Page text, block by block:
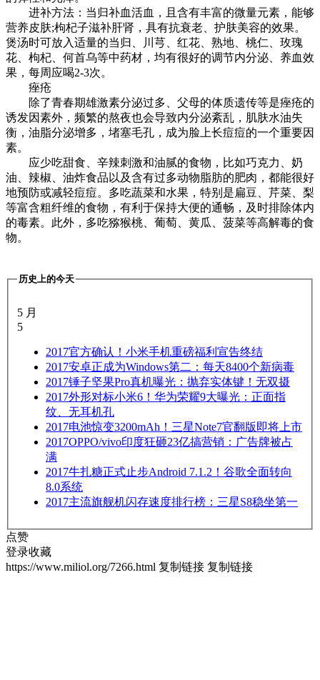
进补方法：当归补血活血，且含有丰富的微量元素，能够
营养皮肤;枸杞子滋补肝肾，具有抗衰老、护肤美容的效果。
煲汤时可放入适量的当归、川芎、红花、熟地、桃仁、玫瑰
花、枸杞、何首乌等中药材，均有很好的调节内分泌、养血效
果，每周应喝2-3次。
痤疮
除了青春期雄激素分泌过多、父母的体质遗传等是痤疮的
诱发因素外，频繁的熬夜也会导致内分泌紊乱，肌肤水油失
衡，油脂分泌增多，堵塞毛孔，成为脸上长痘痘的一个重要因
素。
应少吃甜食、辛辣刺激和油腻的食物，比如巧克力、奶
油、辣椒、油炸食品以及含有过多动物脂肪的肥肉，都能很好
地预防或减轻痘痘。多吃蔬菜和水果，特别是扁豆、芹菜、梨
等富含粗纤维的食物，有利于保持大便的通畅，及时排除体内
的毒素。此外，多吃猕猴桃、葡萄、黄瓜、菠菜等高解毒的食
物。
历史上的今天
5 月
5
2017官方确认！小米手机重磅福利宣告终结
2017安卓正成为Windows第二：每天8400个新病毒
2017锤子坚果Pro真机曝光：抛弃实体键！无双摄
2017外形对标小米6！华为荣耀9大曝光：正面指
纹、无耳机孔
2017电池惊变3200mAh！三星Note7官翻版即将上市
2017OPPO/vivo印度狂砸23亿搞营销：广告牌被占
满
2017牛扎糖正式止步Android 7.1.2！谷歌全面转向
8.0系统
2017主流旗舰机闪存速度排行榜：三星S8稳坐第一
点赞
登录收藏
https://www.miliol.org/7266.html 复制链接 复制链接